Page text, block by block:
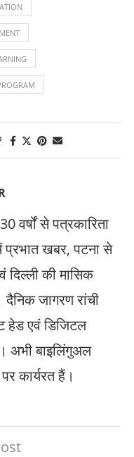
वर्षों से पत्रकारिता
खबर, पटना से
की मासिक
दैनिक जागरण रांची
हेड एवं डिजिटल
अभी बाइलिंगुअल
कार्यरत हैं।